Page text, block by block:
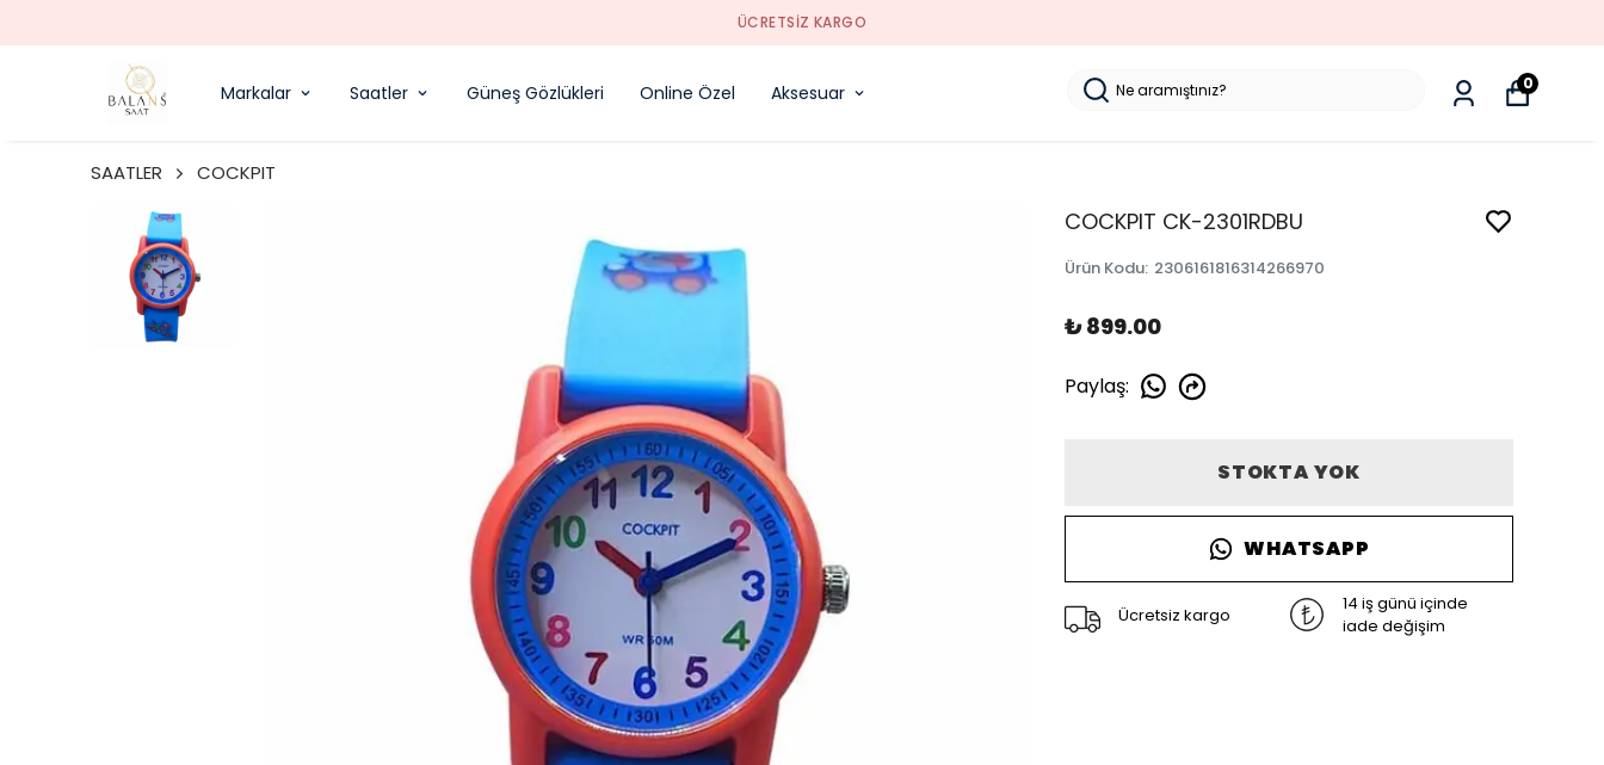
SORUNSUZ İADE
Markalar Saatler Güneş Gözlükleri Online Özel Aksesuar 0
SAATLER COCKPIT
COCKPIT CK-2301RDBU
Ürün Kodu: 2306161816314266970
₺ 899.00
Paylaş:
STOKTA YOK
WHATSAPP
Ücretsiz kargo
14 iş günü içinde
iade değişim